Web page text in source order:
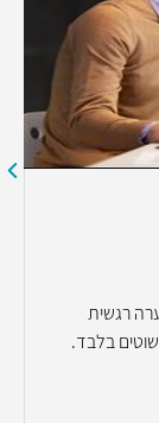
רגשית
בלבד.